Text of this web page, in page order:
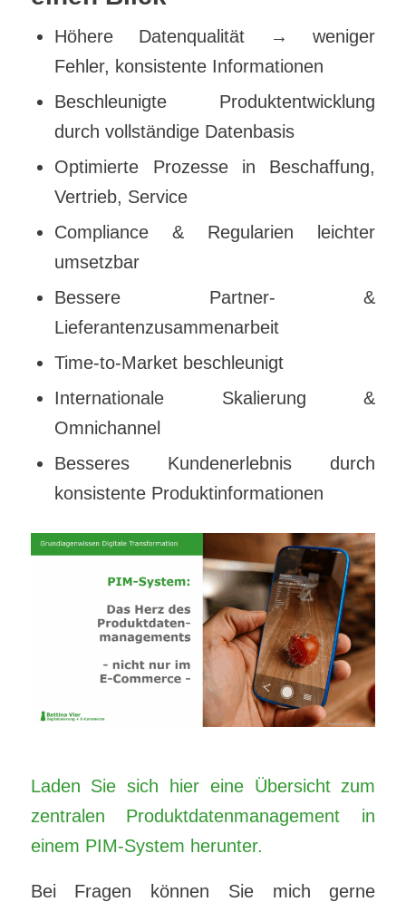
Höhere Datenqualität → weniger
Fehler, konsistente Informationen
Beschleunigte Produktentwicklung
durch vollständige Datenbasis
Optimierte Prozesse in Beschaffung,
Vertrieb, Service
Compliance & Regularien leichter
umsetzbar
Bessere Partner- &
Lieferantenzusammenarbeit
Time-to-Market beschleunigt
Internationale Skalierung &
Omnichannel
Besseres Kundenerlebnis durch
konsistente Produktinformationen
Laden Sie sich hier eine Übersicht zum
zentralen Produktdatenmanagement in
einem PIM-System herunter.
Bei Fragen können Sie mich gerne